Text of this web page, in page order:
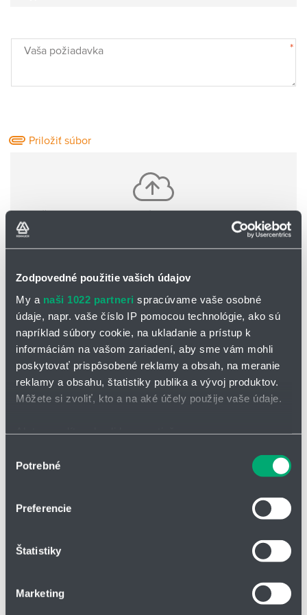
Zodpovedné použitie vašich údajov
My a naši 1022 partneri spracúvame vaše osobné
údaje, napr. vaše číslo IP pomocou technológie, ako sú
napríklad súbory cookie, na ukladanie a prístup k
informáciám na vašom zariadení, aby sme vám mohli
poskytovať prispôsobené reklamy a obsah, na meranie
reklamy a obsahu, štatistiky publika a vývoj produktov.
Môžete si zvoliť, kto a na aké účely použije vaše údaje.
polohe s presnosťou na niekoľko metrov
Viac informácií o tom, ako sa spracúvajú vaše osobné
môžete kedykoľvek zmeniť alebo odvolať cez Vyhlásenie
Na prispôsobenie obsahu a reklám, poskytovanie funkcií
súhlasu
Potrebné
Preferencie
Štatistiky
Marketing
Vaša požiadavka *
Priložiť súbor
Vložte jeden alebo viac súborov pomocou CTRL+shift
Základné informácie o Vás:
Meno a priezvisko
Adresa
Telefón